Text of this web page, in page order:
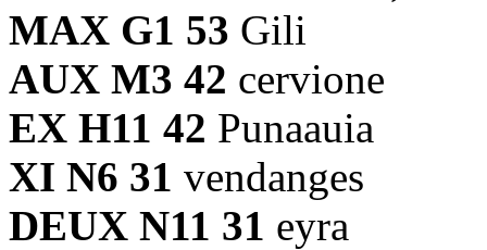
MAX G1 53 Gili
AUX M3 42 cervione
EX H11 42 Punaauia
XI N6 31 vendanges
DEUX N11 31 eyra